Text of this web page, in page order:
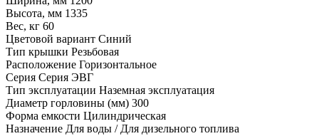
Высота, мм 1335
Вес, кг 60
Цветовой вариант Синий
Тип крышки Резьбовая
Расположение Горизонтальное
Серия Серия ЭВГ
Тип эксплуатации Наземная эксплуатация
Диаметр горловины (мм) 300
Форма емкости Цилиндрическая
Назначение Для воды / Для дизельного топлива